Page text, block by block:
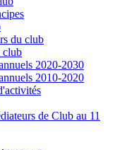
du club
club
2020-2030
2010-2020